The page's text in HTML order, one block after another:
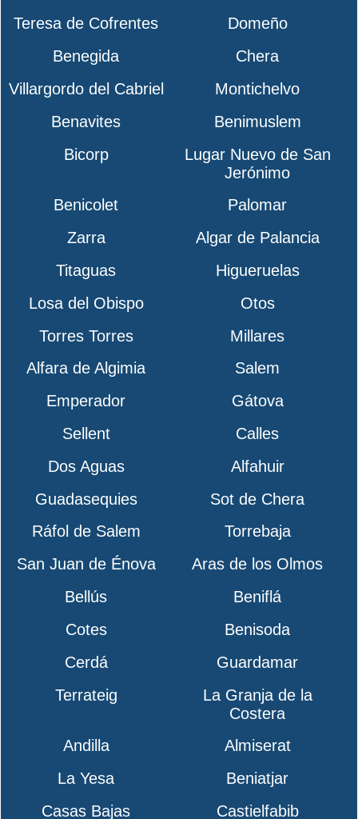
Teresa de Cofrentes
Domeño
Benegida
Chera
Villargordo del Cabriel
Montichelvo
Benavites
Benimuslem
Bicorp
Lugar Nuevo de San
Jerónimo
Benicolet
Palomar
Zarra
Algar de Palancia
Titaguas
Higueruelas
Losa del Obispo
Otos
Torres Torres
Millares
Alfara de Algimia
Salem
Emperador
Gátova
Sellent
Calles
Dos Aguas
Alfahuir
Guadasequies
Sot de Chera
Ráfol de Salem
Torrebaja
San Juan de Énova
Aras de los Olmos
Bellús
Beniflá
Cotes
Benisoda
Cerdá
Guardamar
Terrateig
La Granja de la
Costera
Andilla
Almiserat
La Yesa
Beniatjar
Casas Bajas
Castielfabib